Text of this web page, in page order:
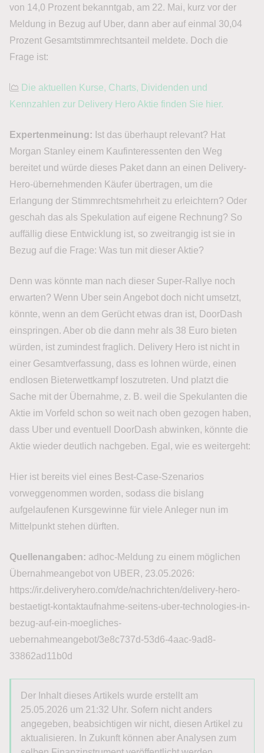
von 14,0 Prozent bekanntgab, am 22. Mai, kurz vor der
Meldung in Bezug auf Uber, dann aber auf einmal 30,04
Prozent Gesamtstimmrechtsanteil meldete. Doch die
Frage ist:
Die aktuellen Kurse, Charts, Dividenden und
Kennzahlen zur Delivery Hero Aktie finden Sie hier.
Expertenmeinung: Ist das überhaupt relevant? Hat
Morgan Stanley einem Kaufinteressenten den Weg
bereitet und würde dieses Paket dann an einen Delivery-
Hero-übernehmenden Käufer übertragen, um die
Erlangung der Stimmrechtsmehrheit zu erleichtern? Oder
geschah das als Spekulation auf eigene Rechnung? So
auffällig diese Entwicklung ist, so zweitrangig ist sie in
Bezug auf die Frage: Was tun mit dieser Aktie?
Denn was könnte man nach dieser Super-Rallye noch
erwarten? Wenn Uber sein Angebot doch nicht umsetzt,
könnte, wenn an dem Gerücht etwas dran ist, DoorDash
einspringen. Aber ob die dann mehr als 38 Euro bieten
würden, ist zumindest fraglich. Delivery Hero ist nicht in
einer Gesamtverfassung, dass es lohnen würde, einen
endlosen Bieterwettkampf loszutreten. Und platzt die
Sache mit der Übernahme, z. B. weil die Spekulanten die
Aktie im Vorfeld schon so weit nach oben gezogen haben,
dass Uber und eventuell DoorDash abwinken, könnte die
Aktie wieder deutlich nachgeben. Egal, wie es weitergeht:
Hier ist bereits viel eines Best-Case-Szenarios
vorweggenommen worden, sodass die bislang
aufgelaufenen Kursgewinne für viele Anleger nun im
Mittelpunkt stehen dürften.
Quellenangaben: adhoc-Meldung zu einem möglichen
Übernahmeangebot von UBER, 23.05.2026:
https://ir.deliveryhero.com/de/nachrichten/delivery-hero-
bestaetigt-kontaktaufnahme-seitens-uber-technologies-in-
bezug-auf-ein-moegliches-
uebernahmeangebot/3e8c737d-53d6-4aac-9ad8-
33862ad11b0d
Der Inhalt dieses Artikels wurde erstellt am
25.05.2026 um 21:32 Uhr. Sofern nicht anders
angegeben, beabsichtigen wir nicht, diesen Artikel zu
aktualisieren. In Zukunft können aber Analysen zum